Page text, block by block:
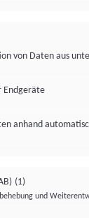
von Daten aus
Endgeräte
anhand
(1)
und